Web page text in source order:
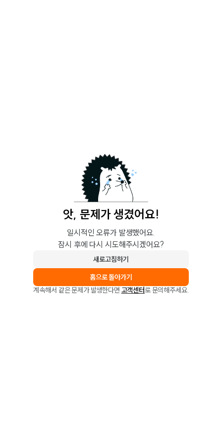
앗, 문제가 생겼어요!
일시적인 오류가 발생했어요.
잠시 후에 다시 시도해주시겠어요?
새로고침하기
홈으로 돌아가기
계속해서 같은 문제가 발생한다면 고객센터로 문의해주세요.